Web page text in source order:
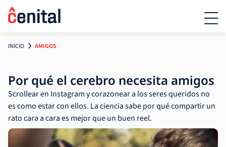
INICIO AMIGOS
Por qué el cerebro necesita amigos
Scrollear en Instagram y corazonear a los seres queridos no
es como estar con ellos. La ciencia sabe por qué compartir un
rato cara a cara es mejor que un buen reel.